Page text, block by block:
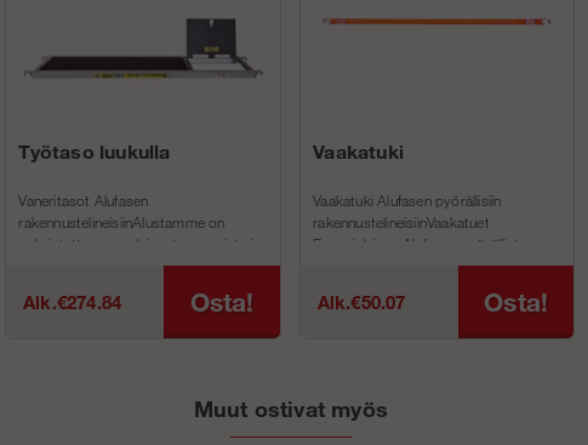
Työtaso luukulla
Vaneritasot Alufasen
rakennustelineisiinAlustamme on
valmistettu suomalaisesta vanerista ja
niissä on liukumaton pinta ja
Alk.€274.84 Osta!
Vaakatuki
Vaakatuki Alufasen pyörällisiin
rakennustelineisiinVaakatuet
Espanjalaisen Alufasen pyörällisten
rakennustelineiden malleihin. J...
Alk.€50.07 Osta!
Muut ostivat myös